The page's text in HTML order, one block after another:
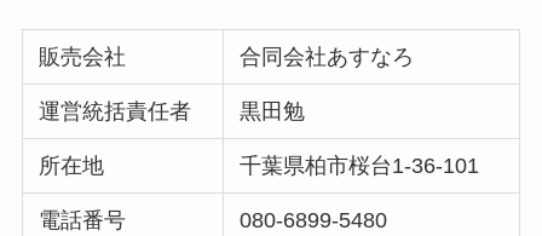
販売会社 合同会社あすなろ
運営統括責任者 黒田勉
所在地 千葉県柏市桜台1-36-101
電話番号 080-6899-5480